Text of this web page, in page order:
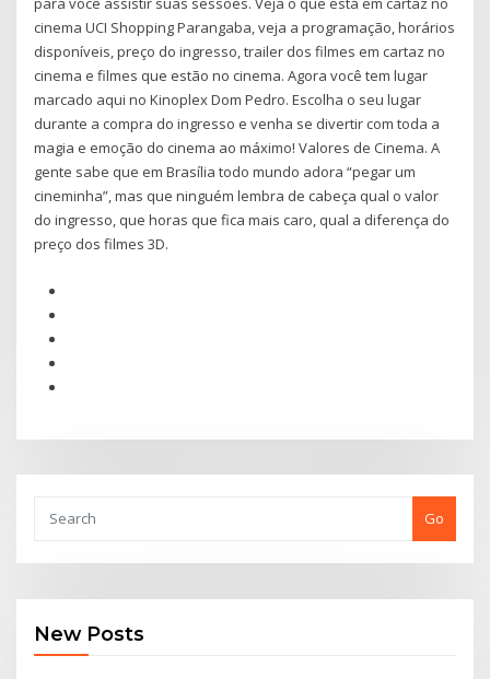
cinema UCI Shopping Parangaba, veja a programação, horários
disponíveis, preço do ingresso, trailer dos filmes em cartaz no
cinema e filmes que estão no cinema. Agora você tem lugar
marcado aqui no Kinoplex Dom Pedro. Escolha o seu lugar
durante a compra do ingresso e venha se divertir com toda a
magia e emoção do cinema ao máximo! Valores de Cinema. A
gente sabe que em Brasília todo mundo adora “pegar um
cineminha”, mas que ninguém lembra de cabeça qual o valor
do ingresso, que horas que fica mais caro, qual a diferença do
preço dos filmes 3D.
Go
New Posts